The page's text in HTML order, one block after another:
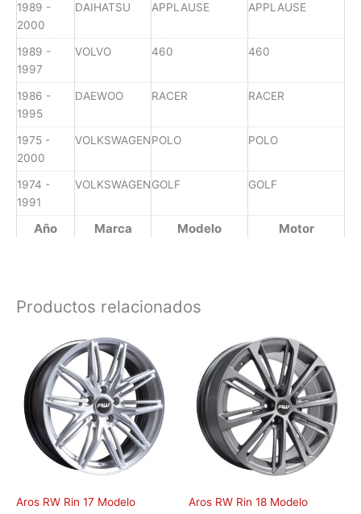
Año Marca Modelo Motor
1989 -
2000
DAIHATSU APPLAUSE APPLAUSE
1989 -
1997
VOLVO 460 460
1986 -
1995
DAEWOO RACER RACER
1975 -
2000
VOLKSWAGENPOLO POLO
1974 -
1991
VOLKSWAGENGOLF GOLF
Productos relacionados
Aros RW Rin 17 Modelo
Aros RW Rin 18 Modelo